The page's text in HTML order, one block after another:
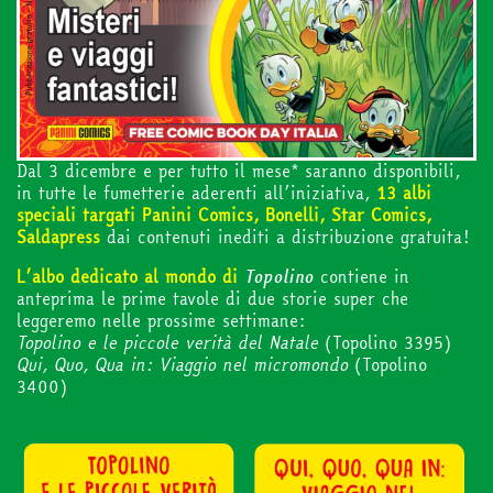
Cerca
abbonati
acquista
Facebook
Instagram
Twitter
Dal 3 dicembre e per tutto il mese* saranno disponibili,
in tutte le fumetterie aderenti all’iniziativa, 13 albi
speciali targati Panini Comics, Bonelli, Star Comics,
Saldapress dai contenuti inediti a distribuzione gratuita!
L’albo dedicato al mondo di Topolino contiene in
anteprima le prime tavole di due storie super che
leggeremo nelle prossime settimane:
Topolino e le piccole verità del Natale (Topolino 3395)
Qui, Quo, Qua in: Viaggio nel micromondo(Topolino
3400)